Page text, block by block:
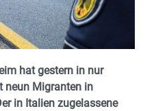
hat gestern in nur
neun Migranten in
in Italien zugelassene